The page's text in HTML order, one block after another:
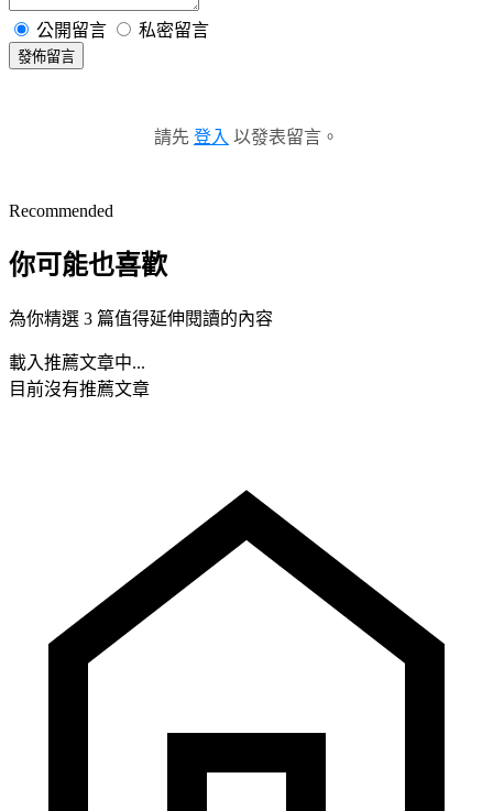
公開留言 私密留言
發佈留言
請先 登入 以發表留言。
Recommended
你可能也喜歡
為你精選 3 篇值得延伸閱讀的內容
載入推薦文章中...
目前沒有推薦文章